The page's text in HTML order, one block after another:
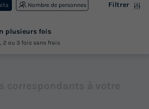
Nombre de personnes Filtrer
plusieurs fois
2 ou 3 fois sans frais